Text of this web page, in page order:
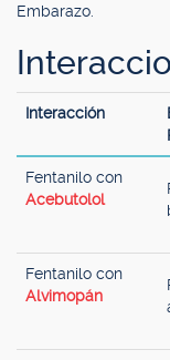
Embarazo.
Interacción
Fentanilo con
Acebutolol
Fentanilo con
Alvimopán